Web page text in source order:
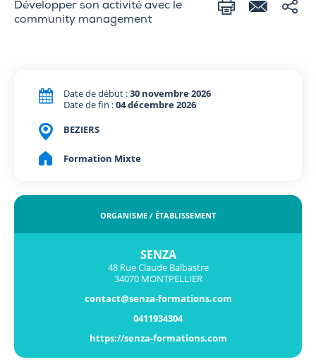
Développer son activité avec le
community management
Date de début :30 novembre 2026
Date de fin :04 décembre 2026
BEZIERS
Formation Mixte
ORGANISME / ÉTABLISSEMENT
SENZA
48 Rue Claude Balbastre
34070 MONTPELLIER
contact@senza-formations.com
0411934304
https://senza-formations.com